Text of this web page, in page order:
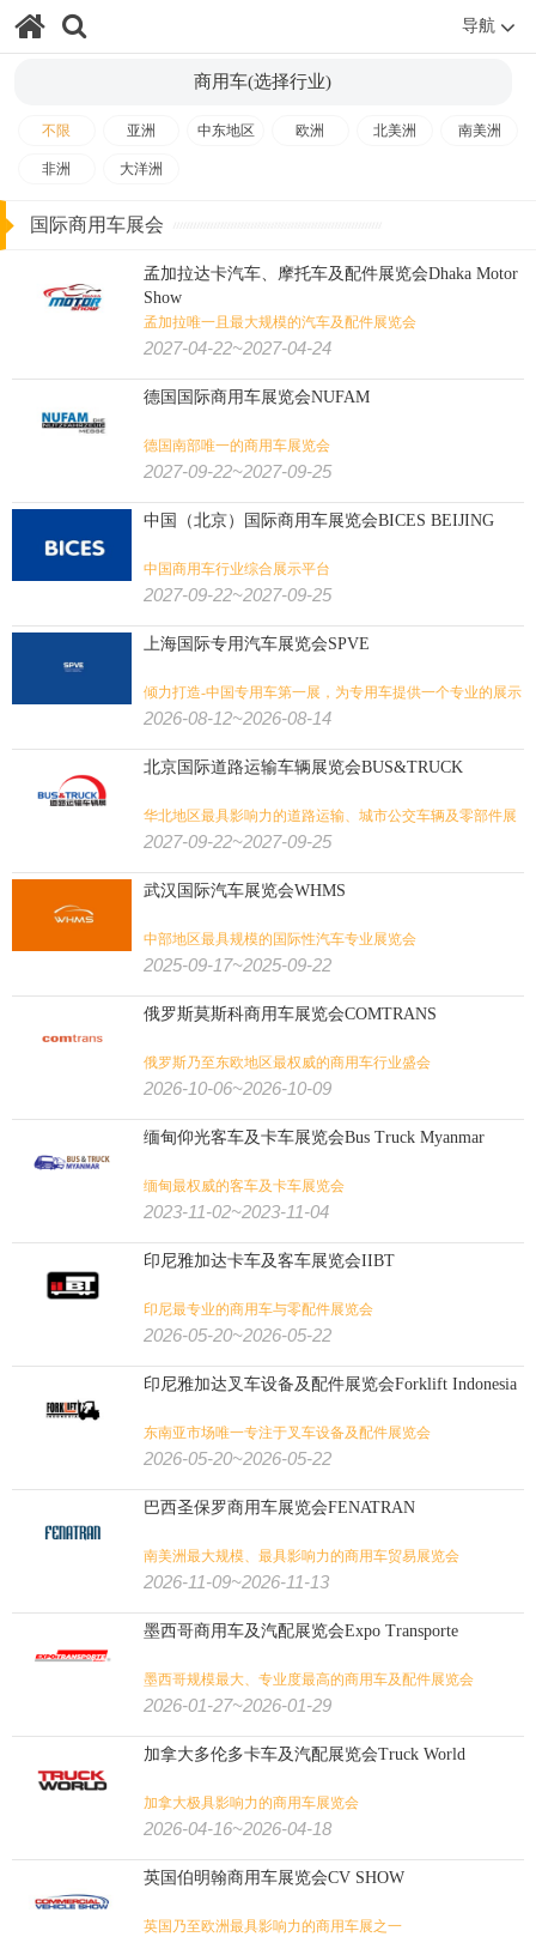
导航
商用车(选择行业)
不限 亚洲 中东地区 欧洲 北美洲 南美洲
非洲 大洋洲
国际商用车展会
孟加拉达卡汽车、摩托车及配件展览会Dhaka Motor
Show
孟加拉唯一且最大规模的汽车及配件展览会
2027-04-22~2027-04-24
德国国际商用车展览会NUFAM
德国南部唯一的商用车展览会
2027-09-22~2027-09-25
中国（北京）国际商用车展览会BICES BEIJING
中国商用车行业综合展示平台
2027-09-22~2027-09-25
上海国际专用汽车展览会SPVE
倾力打造-中国专用车第一展，为专用车提供一个专业的展示
交流平台
2026-08-12~2026-08-14
北京国际道路运输车辆展览会BUS&TRUCK
华北地区最具影响力的道路运输、城市公交车辆及零部件展
览会
2027-09-22~2027-09-25
武汉国际汽车展览会WHMS
中部地区最具规模的国际性汽车专业展览会
2025-09-17~2025-09-22
俄罗斯莫斯科商用车展览会COMTRANS
俄罗斯乃至东欧地区最权威的商用车行业盛会
2026-10-06~2026-10-09
缅甸仰光客车及卡车展览会Bus Truck Myanmar
缅甸最权威的客车及卡车展览会
2023-11-02~2023-11-04
印尼雅加达卡车及客车展览会IIBT
印尼最专业的商用车与零配件展览会
2026-05-20~2026-05-22
印尼雅加达叉车设备及配件展览会Forklift Indonesia
东南亚市场唯一专注于叉车设备及配件展览会
2026-05-20~2026-05-22
巴西圣保罗商用车展览会FENATRAN
南美洲最大规模、最具影响力的商用车贸易展览会
2026-11-09~2026-11-13
墨西哥商用车及汽配展览会Expo Transporte
墨西哥规模最大、专业度最高的商用车及配件展览会
2026-01-27~2026-01-29
加拿大多伦多卡车及汽配展览会Truck World
加拿大极具影响力的商用车展览会
2026-04-16~2026-04-18
英国伯明翰商用车展览会CV SHOW
英国乃至欧洲最具影响力的商用车展之一